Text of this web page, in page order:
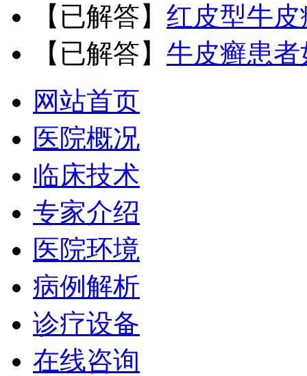
【已解答】 红皮型牛
【已解答】 牛皮癣患
网站首页
医院概况
临床技术
专家介绍
医院环境
病例解析
诊疗设备
在线咨询